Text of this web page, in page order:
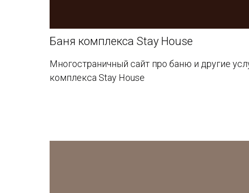
Баня комплекса Stay House
Многостраничный сайт про баню и другие
комплекса Stay House